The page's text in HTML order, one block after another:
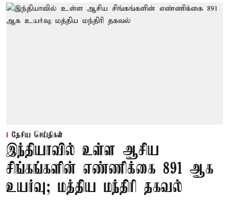
தேசிய செய்திகள்
இந்தியாவில் உள்ள ஆசிய
சிங்கங்களின் எண்ணிக்கை 891 ஆக
உயர்வு; மத்திய மந்திரி தகவல்